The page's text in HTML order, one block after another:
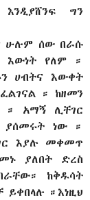
ግን
ሁሉም ሰው በራሱ
እውነት የለም ።
ሀብትና እውቀት
። ከዘመን
። አማኝ ሊቸገር
ነው ።
እያሉ መቀመጥ
ያለበት ድረስ
ከቅዱሳት
።እነዚህ